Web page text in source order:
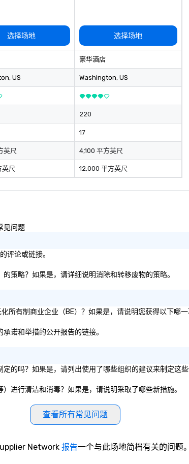
选择场地
, US
英尺
英尺
选择场地
豪华酒店
Washington, US
220
17
4,100 平方英尺
12,000 平方英尺
见问题
评论或链接。
策略？如果是，请详细说明消除和转移废物的策略。
所有制商业企业（BE）？如果是，请说明您获得以下哪
诺和举措的公开报告的链接。
的吗？如果是，请列出使用了哪些组织的建议来制定这
进行清洁和消毒？如果是，请说明采取了哪些新措施。
查看所有常见问题
Network 报告一个与此场地简档有关的问题